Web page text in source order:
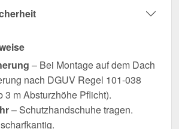
– Bei Montage auf dem Dach
nach DGUV Regel 101-038
3 m Absturzhöhe Pflicht).
– Schutzhandschuhe tragen.